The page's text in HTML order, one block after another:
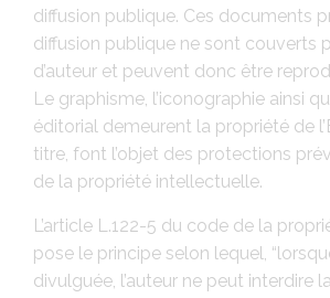
diffusion publique. Ces documents
diffusion publique ne sont couverts
d’auteur et peuvent donc être
Le graphisme, l’iconographie ainsi
éditorial demeurent la propriété de
titre, font l’objet des protections
de la propriété intellectuelle.
L’article L.122-5 du code de la
pose le principe selon lequel,
divulguée, l’auteur ne peut interdire